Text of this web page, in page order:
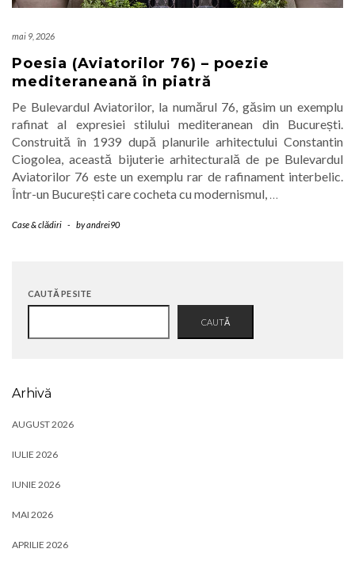
mai 9, 2026
Poesia (Aviatorilor 76) – poezie
mediteraneană în piatră
Pe Bulevardul Aviatorilor, la numărul 76, găsim un exemplu
rafinat al expresiei stilului mediteranean din București.
Construită în 1939 după planurile arhitectului Constantin
Ciogolea, această bijuterie arhitecturală de pe Bulevardul
Aviatorilor 76 este un exemplu rar de rafinament interbelic.
Într-un București care cocheta cu modernismul, …
Case & clădiri - byandrei90
CAUTĂ PE SITE
CAUTĂ
Arhivă
AUGUST 2026
IULIE 2026
IUNIE 2026
MAI 2026
APRILIE 2026